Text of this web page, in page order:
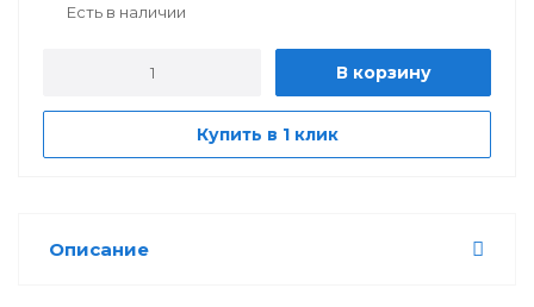
Есть в наличии
В корзину
Купить в 1 клик
Описание